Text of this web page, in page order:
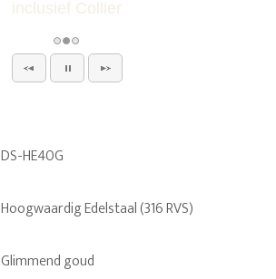
DS-HE40G
Hoogwaardig Edelstaal (316 RVS)
Glimmend goud